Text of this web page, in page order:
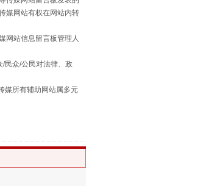
情”
媒网站有权在网站内转
网站信息留言板管理人
民众/公民对法律、政
媒所有辅助网站属多元